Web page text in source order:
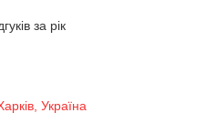
за рік
Україна